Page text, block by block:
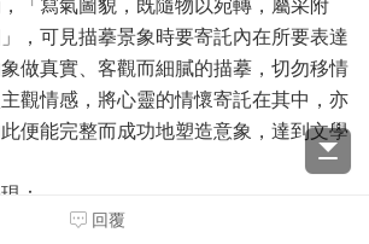
「寫氣圖貌，既隨物以宛轉，屬采附
，可見描摹景象時要寄託內在所要表達
做真實、客觀而細膩的描摹，切勿移情
觀情感，將心靈的情懷寄託在其中，亦
便能完整而成功地塑造意象，達到文學
：
確描摹景象並掌握內心情感，來使情貌
回覆